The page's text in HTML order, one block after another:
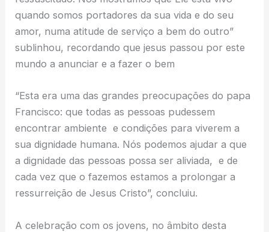
quando somos portadores da sua vida e do seu
amor, numa atitude de serviço a bem do outro”
sublinhou, recordando que jesus passou por este
mundo a anunciar e a fazer o bem
“Esta era uma das grandes preocupações do papa
Francisco: que todas as pessoas pudessem
encontrar ambiente e condições para viverem a
sua dignidade humana. Nós podemos ajudar a que
a dignidade das pessoas possa ser aliviada, e de
cada vez que o fazemos estamos a prolongar a
ressurreição de Jesus Cristo”, concluiu.
A celebração com os jovens, no âmbito desta